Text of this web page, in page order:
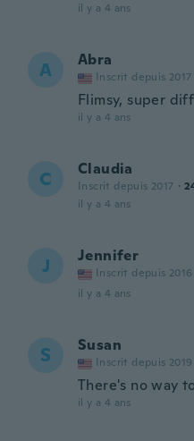
il y a 4 ans
A Abra
Inscrit depuis 2017
Flimsy, super
il y a 4 ans
C Claudia
Inscrit depuis 2017 ·
il y a 4 ans
J Jennifer
Inscrit depuis 2016
il y a 4 ans
S Susan
Inscrit depuis 2019
There's no way
il y a 4 ans